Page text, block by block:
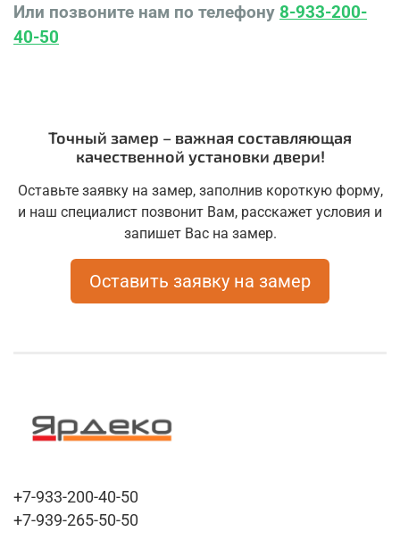
Или позвоните нам по телефону 8-933-200-
40-50
Точный замер – важная составляющая
качественной установки двери!
Оставьте заявку на замер, заполнив короткую форму,
и наш специалист позвонит Вам, расскажет условия и
запишет Вас на замер.
Оставить заявку на замер
+7-933-200-40-50
+7-939-265-50-50